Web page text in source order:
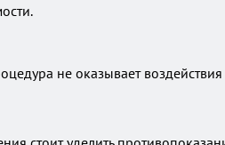
не оказывает